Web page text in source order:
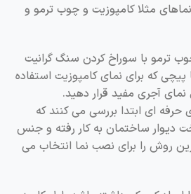
مثلا کامپوزیت و چوب ترمو و
ترمو با سوراخ کردن سنگ گرانیت
که برای نمای کامپوزیت استفاده
نمای آجری مفید قرار دهید.
حرفه ای ابتدا بررسی می کنند که
دیوار ساختمان به کار رفته و جنس
روش را برای نصب نما انتخاب می